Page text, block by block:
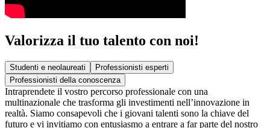
Valorizza il tuo talento con noi!
Studenti e neolaureati
Professionisti esperti
Professionisti della conoscenza
Intraprendete il vostro percorso professionale con una
multinazionale che trasforma gli investimenti nell’innovazione in
realtà. Siamo consapevoli che i giovani talenti sono la chiave del
futuro e vi invitiamo con entusiasmo a entrare a far parte del nostro